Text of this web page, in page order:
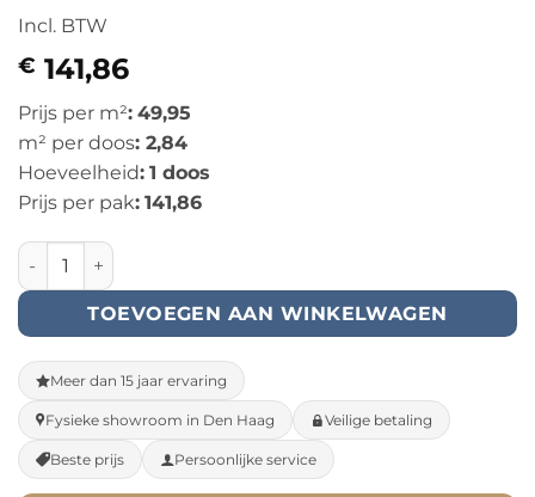
Incl. BTW
€ 141,86
Prijs per m²: 49,95
m² per doos: 2,84
Hoeveelheid: 1 doos
Prijs per pak: 141,86
Clermont XL Plank - Klik (55825) aantal
TOEVOEGEN AAN WINKELWAGEN
Meer dan 15 jaar ervaring
Fysieke showroom in Den Haag Veilige betaling
Beste prijs Persoonlijke service